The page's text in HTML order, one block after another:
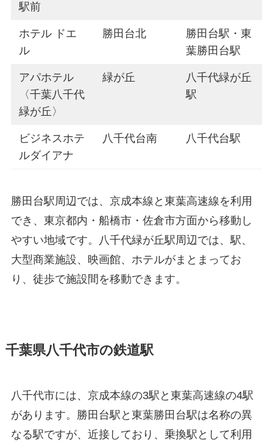
駅前
ホテル ドエ
ル
勝田台北
勝田台駅・東
葉勝田台駅
アパホテル
〈千葉八千代
緑が丘〉
緑が丘
八千代緑が丘
駅
ビジネスホテ
ルダイアナ
八千代台南 八千代台駅
勝田台駅周辺では、京成本線と東葉高速線を利用
でき、東京都内・船橋市・佐倉市方面から移動し
やすい地域です。八千代緑が丘駅周辺では、駅、
大型商業施設、映画館、ホテルがまとまってお
り、徒歩で施設間を移動できます。
千葉県八千代市の鉄道駅
八千代市には、京成本線の3駅と東葉高速線の4駅
があります。勝田台駅と東葉勝田台駅は名称の異
なる駅ですが、近接しており、乗換駅として利用